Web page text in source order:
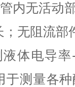
无活动部
；无阻流部
电导率-
于测量各